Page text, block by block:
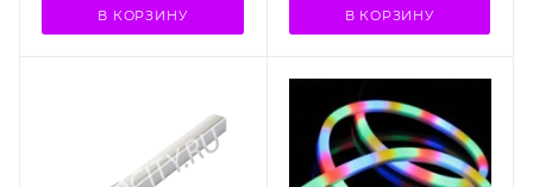
В КОРЗИНУ В КОРЗИНУ